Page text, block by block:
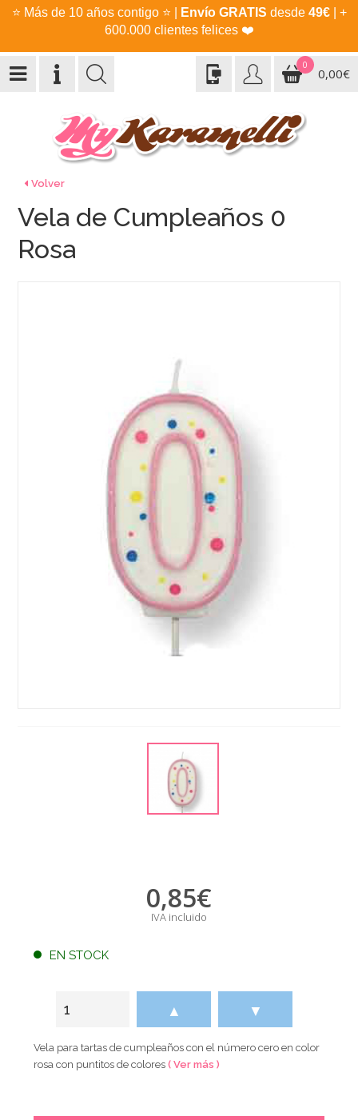
⭐ Más de 10 años contigo ⭐ Envío GRATIS desde 49€| +
600.000 clientes felices ❤️
0
0,00€
Volver
Vela de Cumpleaños 0
Rosa
0,85€
IVA incluido
EN STOCK
▲ ▼
Vela para tartas de cumpleaños con el número cero en color
rosa con puntitos de colores( Ver más )